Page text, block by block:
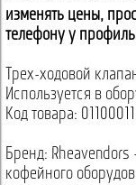
изменять цены,
телефону у
Трех-ходовой
Используется в
Код товара:
Бренд:
кофейного